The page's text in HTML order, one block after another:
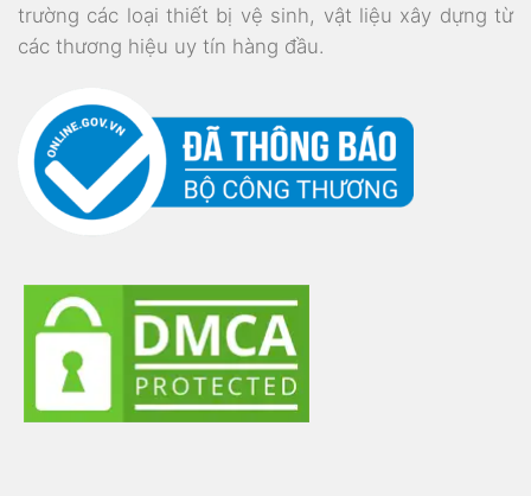
trường các loại thiết bị vệ sinh, vật liệu xây dựng từ
các thương hiệu uy tín hàng đầu.